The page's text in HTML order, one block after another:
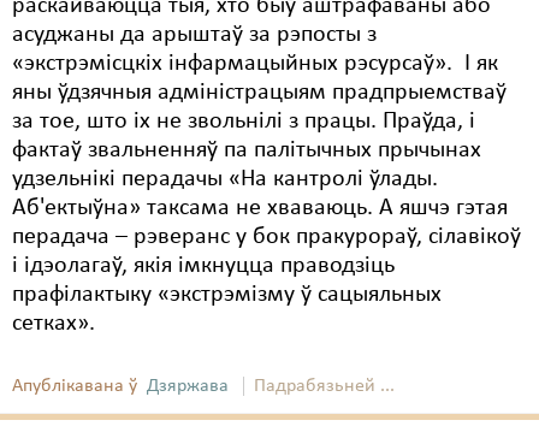
раскайваюцца тыя, хто быў аштрафаваны або
асуджаны да арыштаў за рэпосты з
«экстрэмісцкіх інфармацыйных рэсурсаў». І як
яны ўдзячныя адміністрацыям прадпрыемстваў
за тое, што іх не звольнілі з працы. Праўда, і
фактаў звальненняў па палітычных прычынах
удзельнікі перадачы «На кантролі ўлады.
Аб'ектыўна» таксама не хваваюць. А яшчэ гэтая
перадача – рэверанс у бок пракурораў, сілавікоў
і ідэолагаў, якія імкнуцца праводзіць
прафілактыку «экстрэмізму ў сацыяльных
сетках».
Апублікавана ў Дзяржава Падрабязьней ...